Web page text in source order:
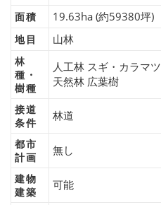
面積 19.63ha (約59380坪)
地目 山林
林
種・
樹種
人工林 スギ・カラマツ
天然林 広葉樹
接道
条件
林道
都市
計画
無し
建物
建築
可能